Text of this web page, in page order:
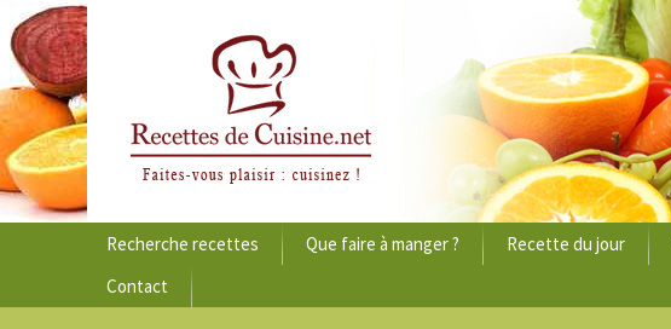
Aller
contenu
Recherche recettes Que faire à manger ? Recette du jour
Contact